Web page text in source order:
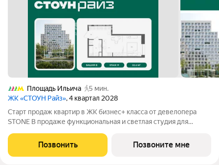
Площадь Ильича
5 мин.
ЖК «СТОУН Райз», 4 квартал 2028
Старт продаж квартир в ЖК бизнес+ класса от девелопера
STONE В продаже функциональная и светлая студия для
молодым парам и небольшим семьям. Квартира расположена
в камерном низкоэтажном жилом
Позвонить Позвоните мне